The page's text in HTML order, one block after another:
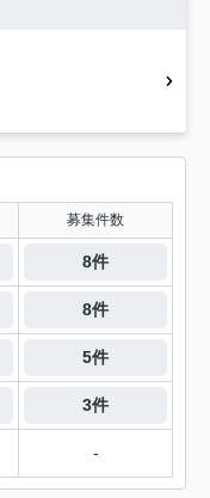
募集件数
8件
8件
5件
3件
-